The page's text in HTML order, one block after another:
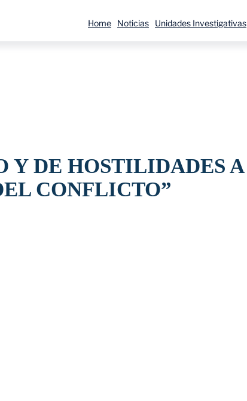
Home Noticias Unidades Investigativas
Y DE HOSTILIDADES A
CONFLICTO”